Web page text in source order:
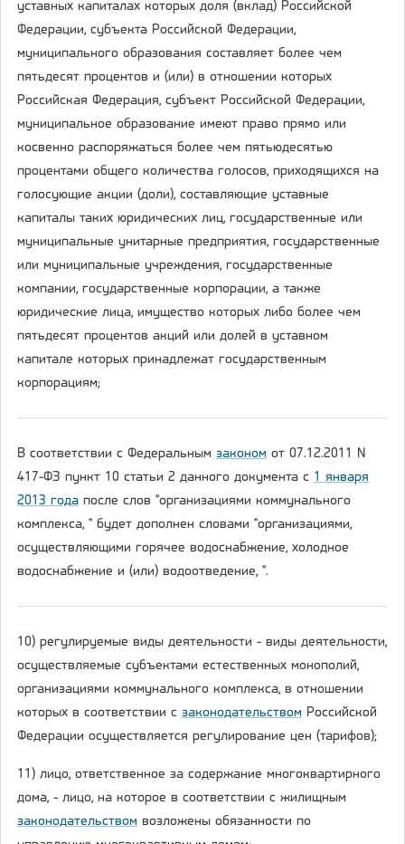
уставных капиталах которых доля (вклад) Российской
Федерации, субъекта Российской Федерации,
муниципального образования составляет более чем
пятьдесят процентов и (или) в отношении которых
Российская Федерация, субъект Российской Федерации,
муниципальное образование имеют право прямо или
косвенно распоряжаться более чем пятьюдесятью
процентами общего количества голосов, приходящихся на
голосующие акции (доли), составляющие уставные
капиталы таких юридических лиц, государственные или
муниципальные унитарные предприятия, государственные
или муниципальные учреждения, государственные
компании, государственные корпорации, а также
юридические лица, имущество которых либо более чем
пятьдесят процентов акций или долей в уставном
капитале которых принадлежат государственным
корпорациям;
В соответствии с Федеральным законом от 07.12.2011 N
417-ФЗ пункт 10 статьи 2 данного документа с 1 января
2013 года после слов "организациями коммунального
комплекса, " будет дополнен словами "организациями,
осуществляющими горячее водоснабжение, холодное
водоснабжение и (или) водоотведение, ".
10) регулируемые виды деятельности - виды деятельности,
осуществляемые субъектами естественных монополий,
организациями коммунального комплекса, в отношении
которых в соответствии с законодательством Российской
Федерации осуществляется регулирование цен (тарифов);
11) лицо, ответственное за содержание многоквартирного
дома, - лицо, на которое в соответствии с жилищным
законодательством возложены обязанности по